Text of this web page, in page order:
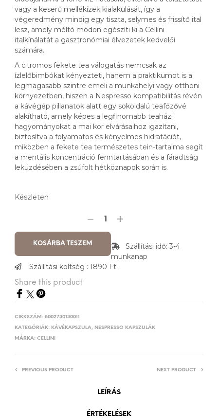
vagy a keserű mellékízek kialakulását, így a
végeredmény mindig egy tiszta, selymes és frissítő ital
lesz, amely méltó módon egészíti ki a Cellini
italkínálatát a gasztronómiai élvezetek kedvelői
számára.
A citromos fekete tea válogatás nemcsak az
ízlelőbimbókat kényezteti, hanem a praktikumot is a
legmagasabb szintre emeli a munkahelyi vagy otthoni
környezetben, hiszen a Nespresso kompatibilitás révén
a kávégép pillanatok alatt egy sokoldalú teafőzővé
alakítható, amely képes a legfinomabb teaházi
hagyományokat a mai kor elvárásaihoz igazítani,
biztosítva a folyamatos és kényelmes hidratációt,
miközben a fekete tea természetes tein-tartalma segít
a mentális koncentráció fenntartásában és a fáradtság
leküzdésében a zsúfolt hétköznapok során is.
Készleten
KOSÁRBA TESZEM
Szállítási idő: 3-4
munkanap
Szállítási költség : 1890 Ft.
Share this product
CIKKSZÁM: 8002730130011
KATEGÓRIÁK: KÁVÉKAPSZULA, NESPRESSO KAPSZULÁK
MÁRKA: CELLINI
PREVIOUS PRODUCT NEXT PRODUCT
LEÍRÁS
ÉRTÉKELÉSEK